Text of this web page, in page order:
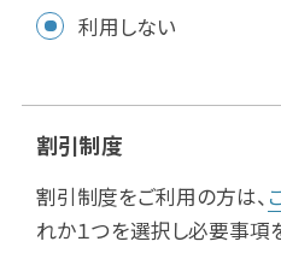
利用しない
割引制度
割引制度をご利用の方は、
れか１つを選択し必要事項